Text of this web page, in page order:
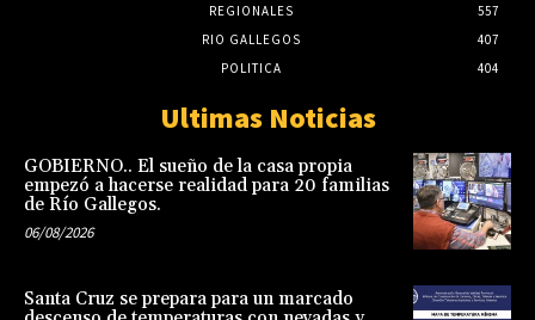
REGIONALES
557
RIO GALLEGOS
407
POLITICA
404
Ultimas Noticias
GOBIERNO.. El sueño de la casa propia
empezó a hacerse realidad para 20 familias
de Río Gallegos.
06/08/2026
Santa Cruz se prepara para un marcado